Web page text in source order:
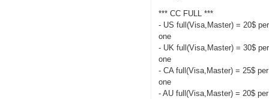
*** CC FULL ***
- US full(Visa,Master) = 20$ per
one
- UK full(Visa,Master) = 30$ per
one
- CA full(Visa,Master) = 25$ per
one
- AU full(Visa,Master) = 20$ per